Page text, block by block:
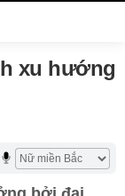
xu hướng